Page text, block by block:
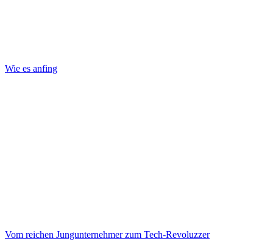
Wie es anfing
Vom reichen Jungunternehmer zum Tech-Revoluzzer